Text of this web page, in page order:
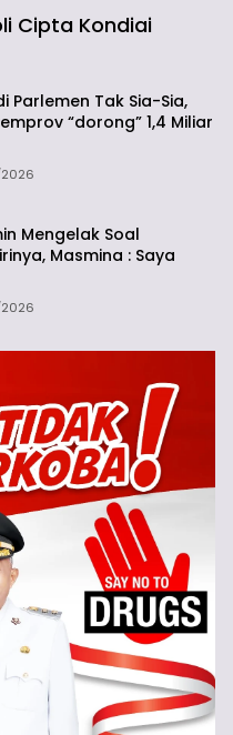
Cipta Kondiai
Parlemen Tak Sia-Sia,
“dorong” 1,4 Miliar
Mengelak Soal
Masmina : Saya